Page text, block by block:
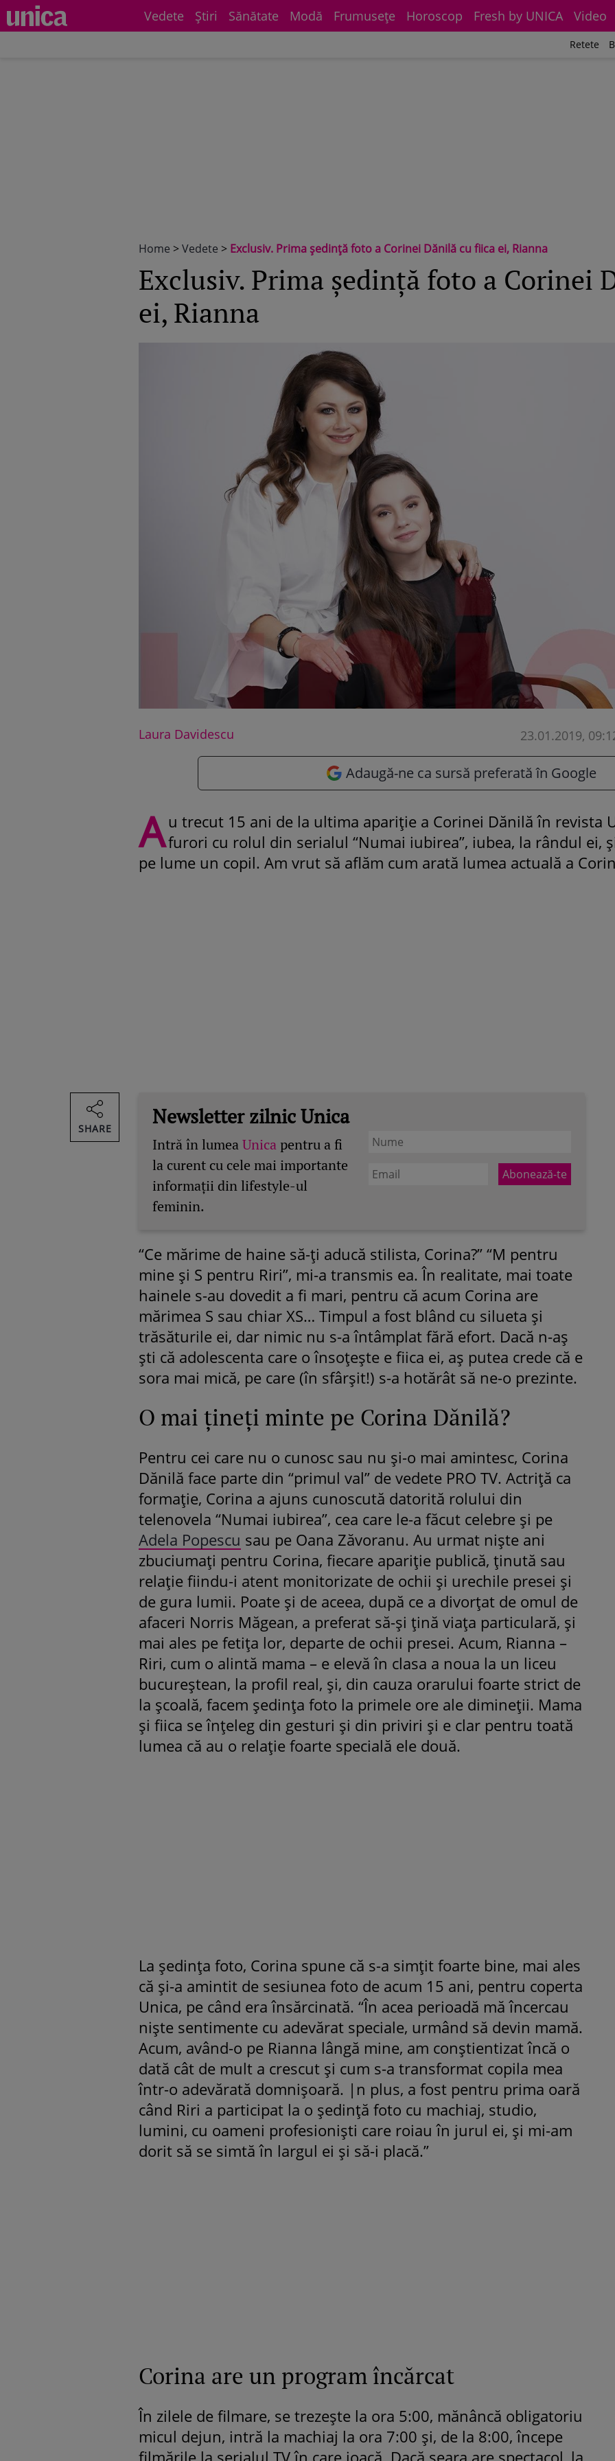
Vedete Știri Sănătate Modă Frumuseţe Horoscop Fresh by UNICA Video
Retete
Home >Vedete > Exclusiv. Prima ședință foto a Corinei Dănilă cu fiica ei, Rianna
Exclusiv. Prima ședință foto a Corinei
ei, Rianna
Laura Davidescu 23.01.2019,
Adaugă-ne ca sursă preferată în Google
A u trecut 15 ani de la ultima apariție a Corinei Dănilă în revista
furori cu rolul din serialul “Numai iubirea”, iubea, la rândul ei,
pe lume un copil. Am vrut să aflăm cum arată lumea actuală a
Newsletter zilnic Unica
Intră în lumeaUnica pentru a fi
la curent cu cele mai importante
informații din lifestyle-ul
feminin.
“Ce mărime de haine să-ți aducă stilista, Corina?” “M pentru
mine și S pentru Riri”, mi-a transmis ea. În realitate, mai toate
hainele s-au dovedit a fi mari, pentru că acum Corina are
mărimea S sau chiar XS… Timpul a fost blând cu silueta și
trăsăturile ei, dar nimic nu s-a întâmplat fără efort. Dacă n-aș
ști că adolescenta care o însoțește e fiica ei, aș putea crede că e
sora mai mică, pe care (în sfârșit!) s-a hotărât să ne-o prezinte.
O mai țineți minte pe Corina Dănilă?
Pentru cei care nu o cunosc sau nu și-o mai amintesc, Corina
Dănilă face parte din “primul val” de vedete PRO TV. Actriță ca
formație, Corina a ajuns cunoscută datorită rolului din
telenovela “Numai iubirea”, cea care le-a făcut celebre și pe
Adela Popescu sau pe Oana Zăvoranu. Au urmat niște ani
zbuciumați pentru Corina, fiecare apariție publică, ținută sau
relație fiindu-i atent monitorizate de ochii și urechile presei și
de gura lumii. Poate și de aceea, după ce a divorțat de omul de
afaceri Norris Măgean, a preferat să-și țină viața particulară, și
mai ales pe fetița lor, departe de ochii presei. Acum, Rianna –
Riri, cum o alintă mama – e elevă în clasa a noua la un liceu
bucureștean, la profil real, și, din cauza orarului foarte strict de
la școală, facem ședința foto la primele ore ale dimineții. Mama
și fiica se înțeleg din gesturi și din priviri și e clar pentru toată
lumea că au o relație foarte specială ele două.
La ședința foto, Corina spune că s-a simțit foarte bine, mai ales
că și-a amintit de sesiunea foto de acum 15 ani, pentru coperta
Unica, pe când era însărcinată. “În acea perioadă mă încercau
niște sentimente cu adevărat speciale, urmând să devin mamă.
Acum, având-o pe Rianna lângă mine, am conștientizat încă o
dată cât de mult a crescut și cum s-a transformat copila mea
într-o adevărată domnișoară. |n plus, a fost pentru prima oară
când Riri a participat la o ședință foto cu machiaj, studio,
lumini, cu oameni profesioniști care roiau în jurul ei, și mi-am
dorit să se simtă în largul ei și să-i placă.”
Corina are un program încărcat
În zilele de filmare, se trezește la ora 5:00, mănâncă obligatoriu
micul dejun, intră la machiaj la ora 7:00 și, de la 8:00, începe
filmările la serialul TV în care joacă. Dacă seara are spectacol, la
SHARE
ROMÂNEŞTI VEDETE
Fiica Iuliei Albu și a lui Mihai
strălucit la banchet. Mikaela a
mamă și i-a împrumutat
Valentino: „M-am simțit ca o